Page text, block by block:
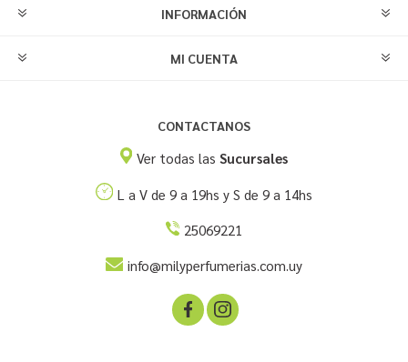
INFORMACIÓN
MI CUENTA
CONTACTANOS
Ver todas lasSucursales
L a V de 9 a 19hs y S de 9 a 14hs
25069221
info@milyperfumerias.com.uy